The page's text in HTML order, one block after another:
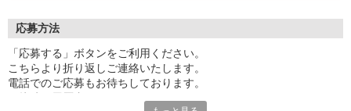
応募方法
「応募する」ボタンをご利用ください。
こちらより折り返しご連絡いたします。
電話でのご応募もお待ちしております。